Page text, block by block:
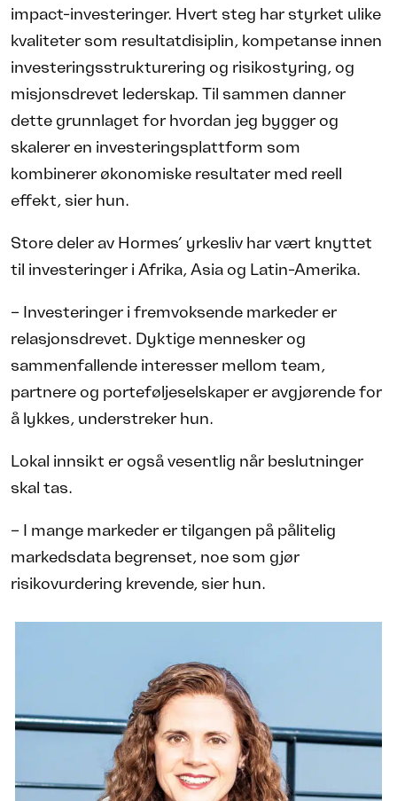
impact-investeringer. Hvert steg har styrket ulike
kvaliteter som resultatdisiplin, kompetanse innen
investeringsstrukturering og risikostyring, og
misjonsdrevet lederskap. Til sammen danner
dette grunnlaget for hvordan jeg bygger og
skalerer en investeringsplattform som
kombinerer økonomiske resultater med reell
effekt, sier hun.
Store deler av Hormes’ yrkesliv har vært knyttet
til investeringer i Afrika, Asia og Latin-Amerika.
– Investeringer i fremvoksende markeder er
relasjonsdrevet. Dyktige mennesker og
sammenfallende interesser mellom team,
partnere og porteføljeselskaper er avgjørende for
å lykkes, understreker hun.
Lokal innsikt er også vesentlig når beslutninger
skal tas.
– I mange markeder er tilgangen på pålitelig
markedsdata begrenset, noe som gjør
risikovurdering krevende, sier hun.